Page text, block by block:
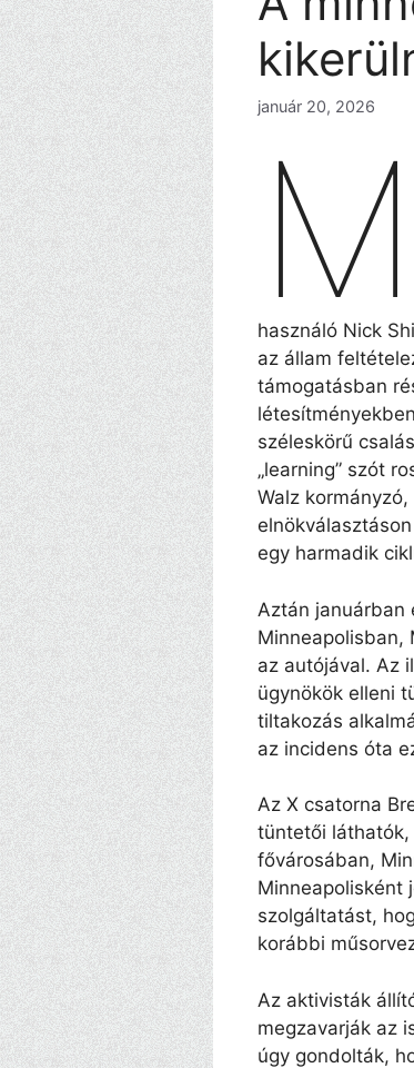
január 20, 2026
M
használó Nick
az állam
támogatásban
széleskörű
„learning” szót
Walz
egy harmadik
Aztán januárban
Minneapolisban,
az autójával. Az
ügynökök elleni
tiltakozás
az incidens óta
Az X csatorna
tüntetői láthatók,
fővárosában,
Minneapolisként
szolgáltatást,
korábbi
Az aktivisták
megzavarják az
úgy gondolták,